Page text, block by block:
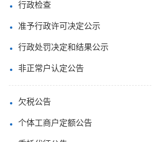
行政检查
准予行政许可决定公示
行政处罚决定和结果公示
非正常户认定公告
欠税公告
个体工商户定额公告